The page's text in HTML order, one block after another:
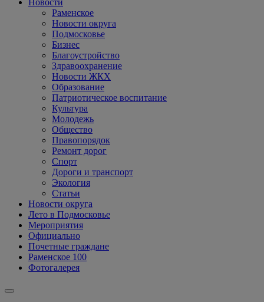
Новости
Раменское
Новости округа
Подмосковье
Бизнес
Благоустройство
Здравоохранение
Новости ЖКХ
Образование
Патриотическое воспитание
Культура
Молодежь
Общество
Правопорядок
Ремонт дорог
Спорт
Дороги и транспорт
Экология
Статьи
Новости округа
Лето в Подмосковье
Мероприятия
Официально
Почетные граждане
Раменское 100
Фотогалерея